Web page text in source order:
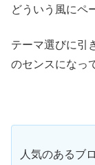
どういう風にペ
テーマ選びに引
のセンスになっ
人気のあるブ